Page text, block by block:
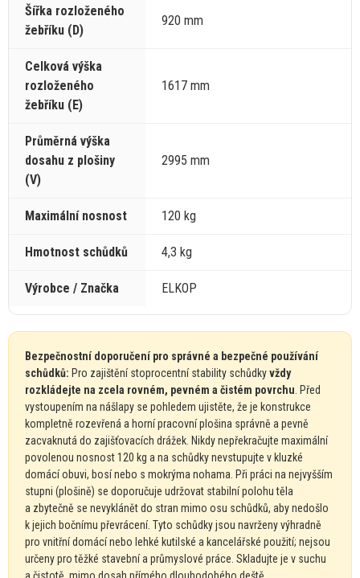
Šířka rozloženého
žebříku (D)
920 mm
Celková výška
rozloženého
žebříku (E)
1617 mm
Průměrná výška
dosahu z plošiny
(V)
2995 mm
Maximální nosnost 120 kg
Hmotnost schůdků 4,3 kg
Výrobce / Značka ELKOP
Bezpečnostní doporučení pro správné a bezpečné používání
schůdků: Pro zajištění stoprocentní stability schůdkyvždy
rozkládejte na zcela rovném, pevném a čistém povrchu . Před
vystoupením na nášlapy se pohledem ujistěte, že je konstrukce
kompletně rozevřená a horní pracovní plošina správně a pevně
zacvaknutá do zajišťovacích drážek. Nikdy nepřekračujte maximální
povolenou nosnost 120 kg a na schůdky nevstupujte v kluzké
domácí obuvi, bosí nebo s mokrýma nohama. Při práci na nejvyšším
stupni (plošině) se doporučuje udržovat stabilní polohu těla
a zbytečně se nevyklánětdo stran mimo osu schůdků, aby nedošlo
kjejich bočnímu převrácení. Tyto schůdky jsou navrženy výhradně
pro vnitřní domácí nebo lehké kutilské a kancelářské použití; nejsou
určeny pro těžké stavebnía průmyslové práce. Skladujte je v suchu